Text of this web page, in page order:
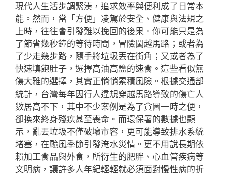
現代人生活步調緊湊，追求效率與便利成了日常本
能。然而，當「方便」凌駕於安全、健康與法規之
上時，往往會引發難以挽回的後果。你可能只是為
了節省幾秒鐘的等待時間，冒險闖越馬路；或者為
了少走幾步路，隨手將垃圾丟在街角；又或者為了
快速填飽肚子，選擇高油高鹽的速食。這些看似無
傷大雅的選擇，其實正悄悄累積風險。根據交通部
統計，台灣每年因行人違規穿越馬路導致的傷亡人
數居高不下，其中不少案例是為了貪圖一時之便，
卻換來終身殘疾甚至喪命。而環保署的數據也顯
示，亂丟垃圾不僅破壞市容，更可能導致排水系統
堵塞，在颱風季節引發淹水災情。更不用說長期依
賴加工食品與外食，所衍生的肥胖、心血管疾病等
文明病，讓許多人年紀輕輕就必須面對慢性病的折